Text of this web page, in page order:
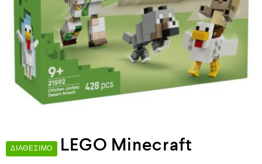
ΔΙΑΘΈΣΙΜΟ
LEGO Minecraft